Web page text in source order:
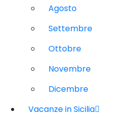
Agosto
Settembre
Ottobre
Novembre
Dicembre
Vacanze in Sicilia